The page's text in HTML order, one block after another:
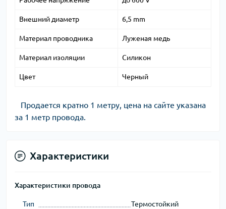
Внешний диаметр 6,5 mm
Материал проводника Луженая медь
Материал изоляции Силикон
Цвет Черный
Продается кратно 1 метру, цена на сайте указана
за 1 метр провода.
Характеристики
Характеристики провода
Тип Термостойкий